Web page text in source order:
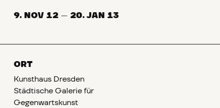
9. NOV 12 — 20. JAN 13
ORT
Kunsthaus Dresden
Städtische Galerie für
Gegenwartskunst